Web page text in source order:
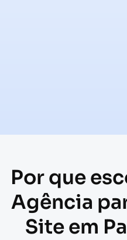
Por que
Agência
Site em